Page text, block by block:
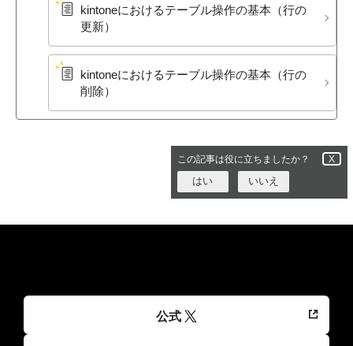
kintoneに​おける​テーブル操作の​基本​（行の​
更新）
kintoneに​おける​テーブル操作の​基本​（行の​
削除）
この記事は役に立ちましたか？ X
はい いいえ
公式